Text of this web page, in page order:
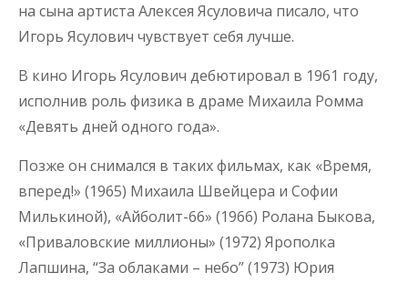
на сына артиста Алексея Ясуловича писало, что
Игорь Ясулович чувствует себя лучше.
В кино Игорь Ясулович дебютировал в 1961 году,
исполнив роль физика в драме Михаила Ромма
«Девять дней одного года».
Позже он снимался в таких фильмах, как «Время,
вперед!» (1965) Михаила Швейцера и Софии
Милькиной), «Айболит-66» (1966) Ролана Быкова,
«Приваловские миллионы» (1972) Ярополка
Лапшина, “За облаками – небо” (1973) Юрия